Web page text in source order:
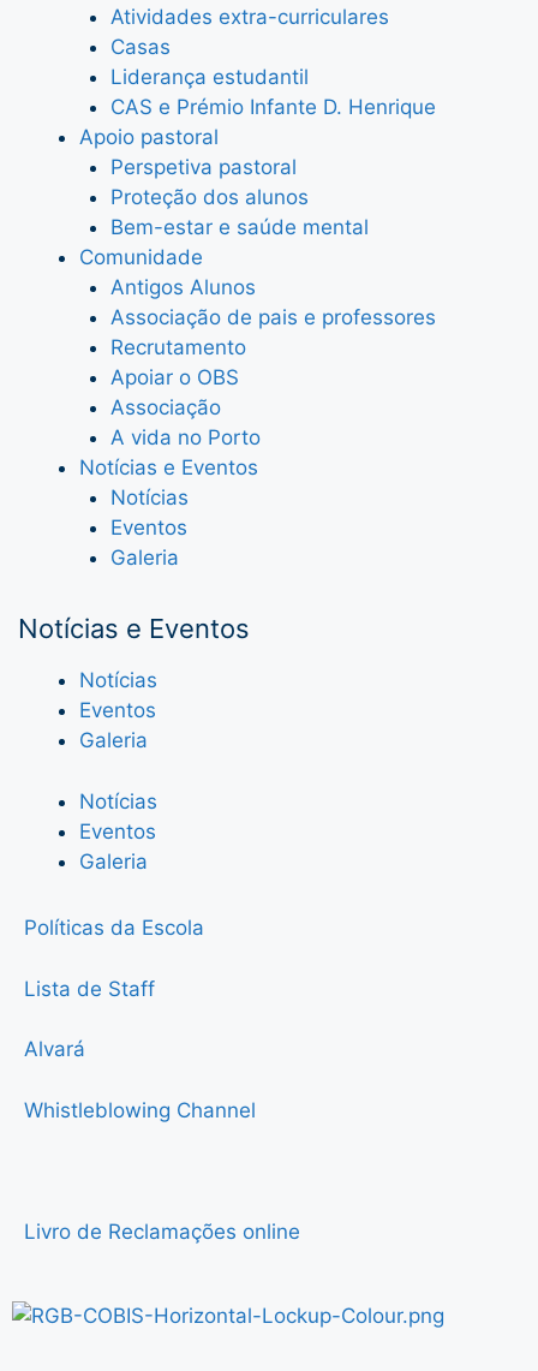
Atividades extra-curriculares
Casas
Liderança estudantil
CAS e Prémio Infante D. Henrique
Apoio pastoral
Perspetiva pastoral
Proteção dos alunos
Bem-estar e saúde mental
Comunidade
Antigos Alunos
Associação de pais e professores
Recrutamento
Apoiar o OBS
Associação
A vida no Porto
Notícias e Eventos
Notícias
Eventos
Galeria
Notícias e Eventos
Notícias
Eventos
Galeria
Notícias
Eventos
Galeria
Políticas da Escola
Lista de Staff
Alvará
Whistleblowing Channel
Livro de Reclamações online